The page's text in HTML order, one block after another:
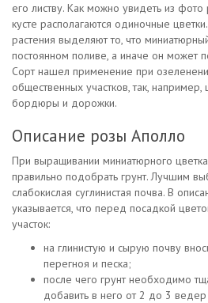
его листву. Как можно увидеть из
кусте располагаются одиночные
растения выделяют то, что
постоянном поливе, а иначе он может
Сорт нашел применение при
общественных участков, так,
бордюры и дорожки.
Описание розы Аполло
При выращивании миниатюрного
правильно подобрать грунт. Лучшим
слабокислая суглинистая почва. В
указывается, что перед посадкой
участок:
на глинистую и сырую почву
перегноя и песка;
после чего грунт необходимо
добавить в него от 2 до 3